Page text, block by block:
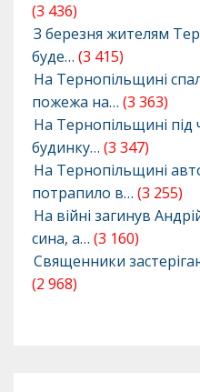
(3 436)
З березня жителям
буде… (3 415)
На Тернопільщині
пожежа на… (3 363)
На Тернопільщині
будинку… (3 347)
На Тернопільщині
потрапило в… (3 255)
На війні загинув
сина, а… (3 160)
Священники
(2 968)